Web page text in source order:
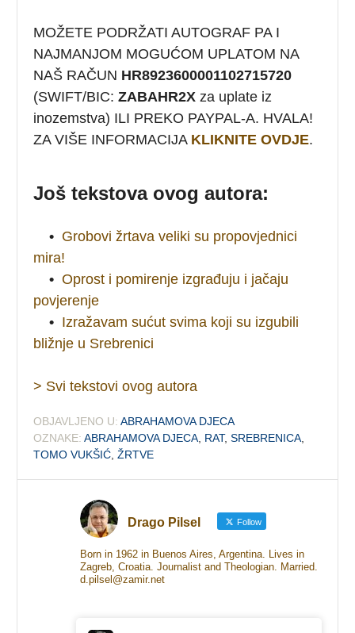
MOŽETE PODRŽATI AUTOGRAF PA I
NAJMANJOM MOGUĆOM UPLATOM NA
NAŠ RAČUN HR8923600001102715720
(SWIFT/BIC: ZABAHR2X za uplate iz
inozemstva) ILI PREKO PAYPAL-A. HVALA!
ZA VIŠE INFORMACIJA KLIKNITE OVDJE.
Još tekstova ovog autora:
• Grobovi žrtava veliki su propovjednici
mira!
• Oprost i pomirenje izgrađuju i jačaju
povjerenje
• Izražavam sućut svima koji su izgubili
bližnje u Srebrenici
> Svi tekstovi ovog autora
OBJAVLJENO U: ABRAHAMOVA DJECA
OZNAKE: ABRAHAMOVA DJECA RAT,SREBRENICA
TOMO VUKŠIĆ ,ŽRTVE
Drago Pilsel Follow
Born in 1962 in Buenos Aires, Argentina. Lives in
Zagreb, Croatia. Journalist and Theologian. Married.
d.pilsel@zamir.net